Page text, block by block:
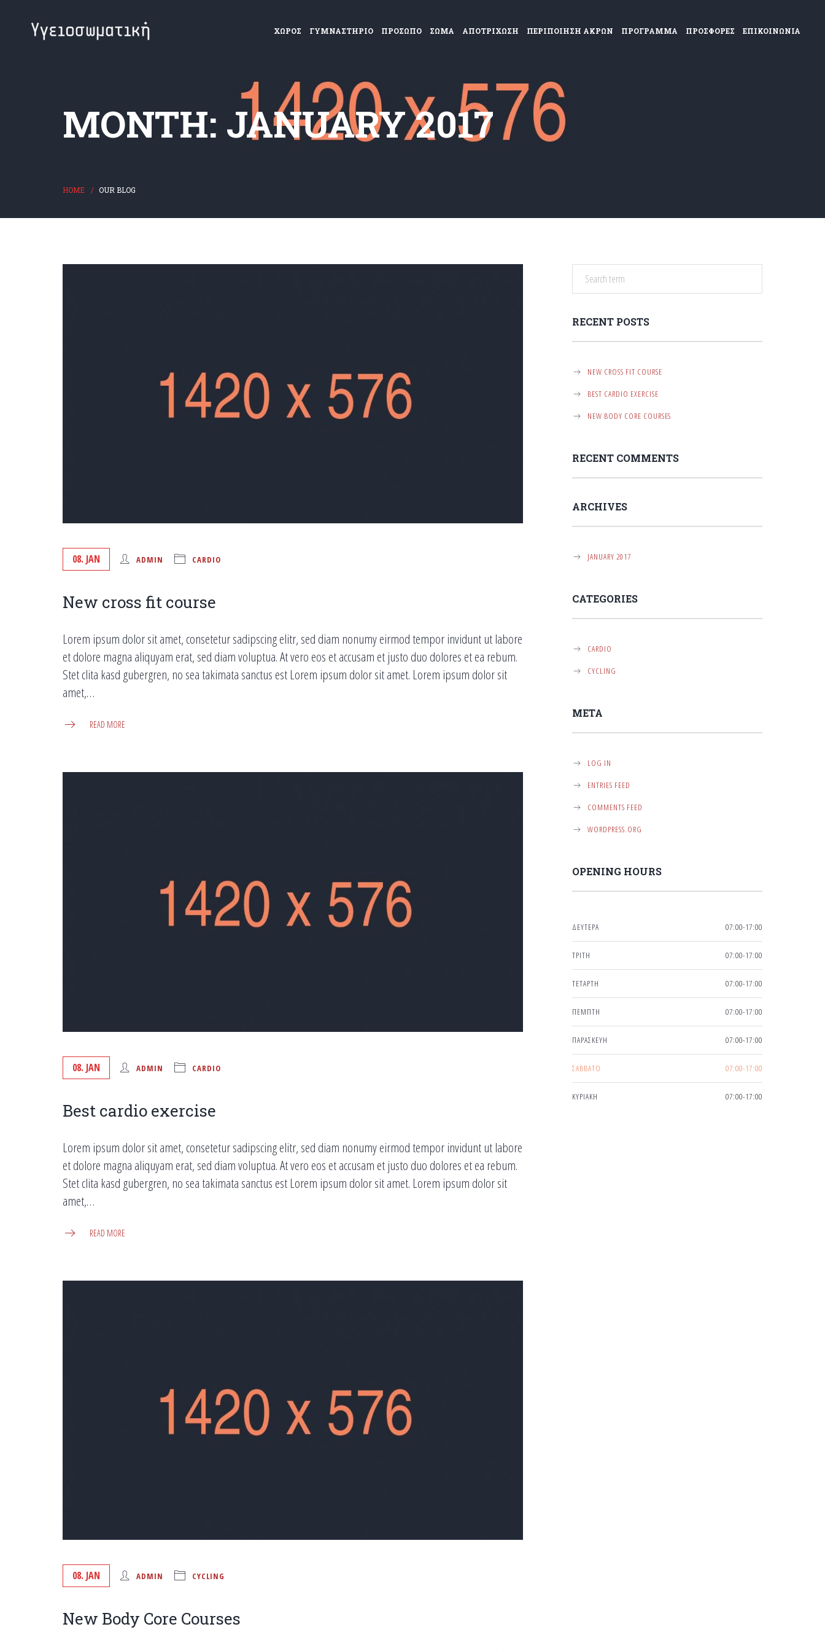
ΧΩΡΟΣ ΓΥΜΝΑΣΤΗΡΙΟ ΠΡΟΣΩΠΟ ΣΩΜΑ ΑΠΟΤΡΙΧΩΣΗ ΠΕΡΙΠΟΙΗΣΗ ΑΚΡΩΝ ΠΡΟΓΡΑΜΜΑ ΠΡΟΣΦΟΡΕΣ ΕΠΙΚΟΙΝΩΝΙΑ
MONTH: JANUARY 2017
HOME OUR BLOG
08. JAN ADMIN CARDIO
New cross fit course
Lorem ipsum dolor sit amet, consetetur sadipscing elitr, sed diam nonumy eirmod tempor invidunt ut labore
et dolore magna aliquyam erat, sed diam voluptua. At vero eos et accusam et justo duo dolores et ea rebum.
Stet clita kasd gubergren, no sea takimata sanctus est Lorem ipsum dolor sit amet. Lorem ipsum dolor sit
amet,…
READ MORE
08. JAN ADMIN CARDIO
Best cardio exercise
Lorem ipsum dolor sit amet, consetetur sadipscing elitr, sed diam nonumy eirmod tempor invidunt ut labore
et dolore magna aliquyam erat, sed diam voluptua. At vero eos et accusam et justo duo dolores et ea rebum.
Stet clita kasd gubergren, no sea takimata sanctus est Lorem ipsum dolor sit amet. Lorem ipsum dolor sit
amet,…
READ MORE
08. JAN ADMIN CYCLING
New Body Core Courses
RECENT POSTS
NEW CROSS FIT COURSE
BEST CARDIO EXERCISE
NEW BODY CORE COURSES
RECENT COMMENTS
ARCHIVES
JANUARY 2017
CATEGORIES
CARDIO
CYCLING
META
LOG IN
ENTRIES FEED
COMMENTS FEED
WORDPRESS.ORG
OPENING HOURS
ΔΕΥΤΕΡΑ 07:00-17:00
ΤΡΙΤΗ 07:00-17:00
ΤΕΤΑΡΤΗ 07:00-17:00
ΠΕΜΠΤΗ 07:00-17:00
ΠΑΡΑΣΚΕΥΗ 07:00-17:00
ΣΑΒΒΑΤΟ 07:00-17:00
ΚΥΡΙΑΚΗ 07:00-17:00